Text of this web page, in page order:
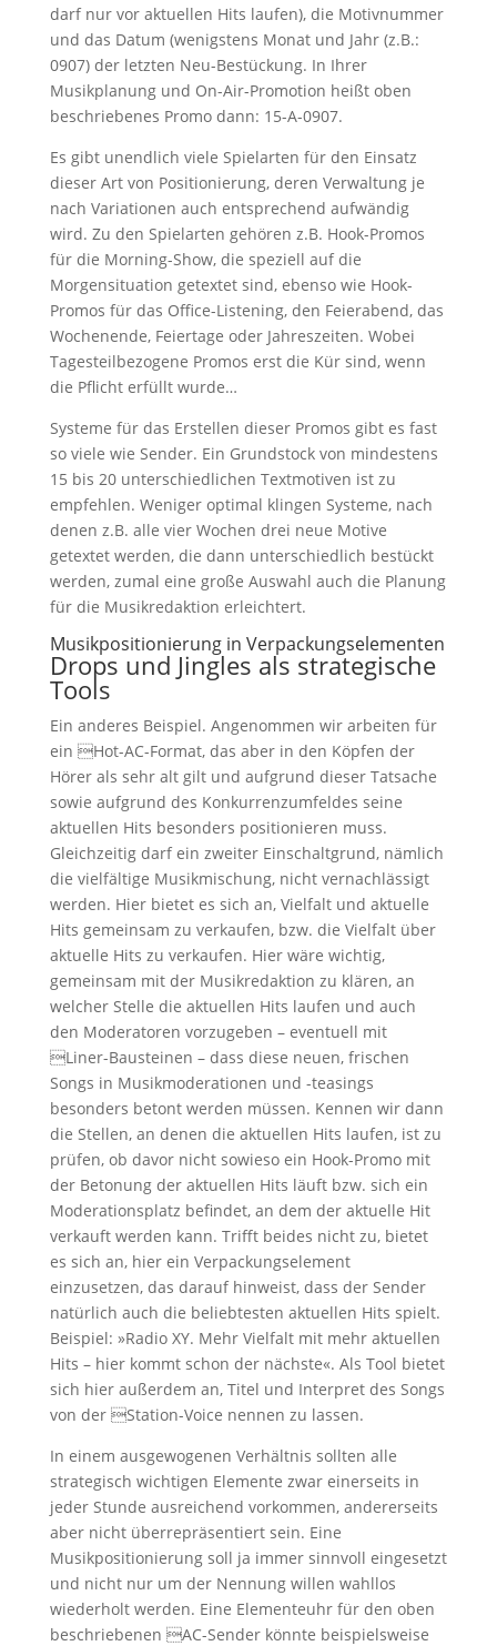
darf nur vor aktuellen Hits laufen), die Motivnummer
und das Datum (wenigstens Monat und Jahr (z.B.:
0907) der letzten Neu-Bestückung. In Ihrer
Musikplanung und On-Air-Promotion heißt oben
beschriebenes Promo dann: 15-A-0907.
Es gibt unendlich viele Spielarten für den Einsatz
dieser Art von Positionierung, deren Verwaltung je
nach Variationen auch entsprechend aufwändig
wird. Zu den Spielarten gehören z.B. Hook-Promos
für die Morning-Show, die speziell auf die
Morgensituation getextet sind, ebenso wie Hook-
Promos für das Office-Listening, den Feierabend, das
Wochenende, Feiertage oder Jahreszeiten. Wobei
Tagesteilbezogene Promos erst die Kür sind, wenn
die Pflicht erfüllt wurde…
Systeme für das Erstellen dieser Promos gibt es fast
so viele wie Sender. Ein Grundstock von mindestens
15 bis 20 unterschiedlichen Textmotiven ist zu
empfehlen. Weniger optimal klingen Systeme, nach
denen z.B. alle vier Wochen drei neue Motive
getextet werden, die dann unterschiedlich bestückt
werden, zumal eine große Auswahl auch die Planung
für die Musikredaktion erleichtert.
Musikpositionierung in Verpackungselementen
Drops und Jingles als strategische
Tools
Ein anderes Beispiel. Angenommen wir arbeiten für
ein Hot-AC-Format, das aber in den Köpfen der
Hörer als sehr alt gilt und aufgrund dieser Tatsache
sowie aufgrund des Konkurrenzumfeldes seine
aktuellen Hits besonders positionieren muss.
Gleichzeitig darf ein zweiter Einschaltgrund, nämlich
die vielfältige Musikmischung, nicht vernachlässigt
werden. Hier bietet es sich an, Vielfalt und aktuelle
Hits gemeinsam zu verkaufen, bzw. die Vielfalt über
aktuelle Hits zu verkaufen. Hier wäre wichtig,
gemeinsam mit der Musikredaktion zu klären, an
welcher Stelle die aktuellen Hits laufen und auch
den Moderatoren vorzugeben – eventuell mit
Liner-Bausteinen – dass diese neuen, frischen
Songs in Musikmoderationen und -teasings
besonders betont werden müssen. Kennen wir dann
die Stellen, an denen die aktuellen Hits laufen, ist zu
prüfen, ob davor nicht sowieso ein Hook-Promo mit
der Betonung der aktuellen Hits läuft bzw. sich ein
Moderationsplatz befindet, an dem der aktuelle Hit
verkauft werden kann. Trifft beides nicht zu, bietet
es sich an, hier ein Verpackungselement
einzusetzen, das darauf hinweist, dass der Sender
natürlich auch die beliebtesten aktuellen Hits spielt.
Beispiel: »Radio XY. Mehr Vielfalt mit mehr aktuellen
Hits – hier kommt schon der nächste«. Als Tool bietet
sich hier außerdem an, Titel und Interpret des Songs
von der Station-Voice nennen zu lassen.
In einem ausgewogenen Verhältnis sollten alle
strategisch wichtigen Elemente zwar einerseits in
jeder Stunde ausreichend vorkommen, andererseits
aber nicht überrepräsentiert sein. Eine
Musikpositionierung soll ja immer sinnvoll eingesetzt
und nicht nur um der Nennung willen wahllos
wiederholt werden. Eine Elementeuhr für den oben
beschriebenen AC-Sender könnte beispielsweise